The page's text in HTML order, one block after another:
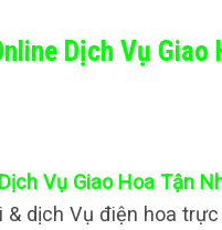
Dịch Vụ Giao
Vụ Giao Hoa Tận
dịch Vụ điện hoa